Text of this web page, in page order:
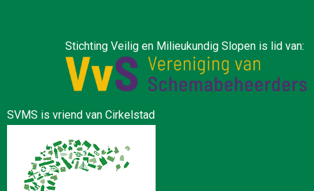
Stichting Veilig en Milieukundig Slopen is lid van:
SVMS is vriend van Cirkelstad